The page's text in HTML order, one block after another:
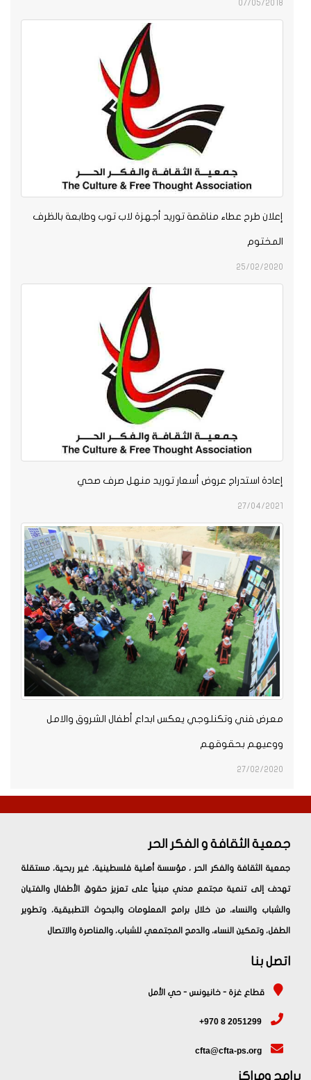
07/05/
طرح عطاء مناقصة توريد أجهزة لاب توب وطابعة بالظرف
25/02/
استدراج عروض أسعار توريد منهل صرف صحي
27/04/
فني وتكنلوجي يعكس ابداع أطفال الشروق والامل
بحقوقهم
27/02/
الثقافة و الفكر الحر
الثقافة والفكر الحر ، مؤسسة أهلية فلسطينية، غير ربحية، مستقلة
إلى تنمية مجتمع مدني مبنياً على تعزيز حقوق الأطفال والفتيان
والنساء، من خلال برامج المعلومات والبحوث التطبيقية، وتطوير
وتمكين النساء، والدمج المجتمعي للشباب، والمناصرة والاتصال
بنا
قطاع غزة - خانيونس - حي الأمل
+970 8 2051299
cfta@cfta-ps.org
ومراكز